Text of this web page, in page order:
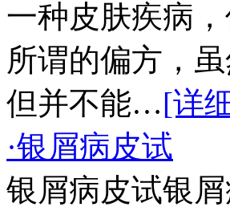
一种皮肤疾病
所谓的偏方，
但并不能…[详
·银屑病皮试
银屑病皮试银